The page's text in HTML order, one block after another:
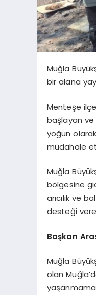
Muğla
bir alana
Menteşe
başlayan ve
yoğun
müdahale
Muğla
bölgesine
arıcılık ve
desteği
Başkan
Muğla
olan